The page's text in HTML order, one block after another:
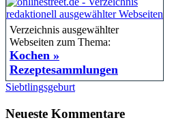
Verzeichnis ausgewählter
Webseiten zum Thema:
Kochen »
Rezeptesammlungen
Siebtlingsgeburt
Neueste Kommentare